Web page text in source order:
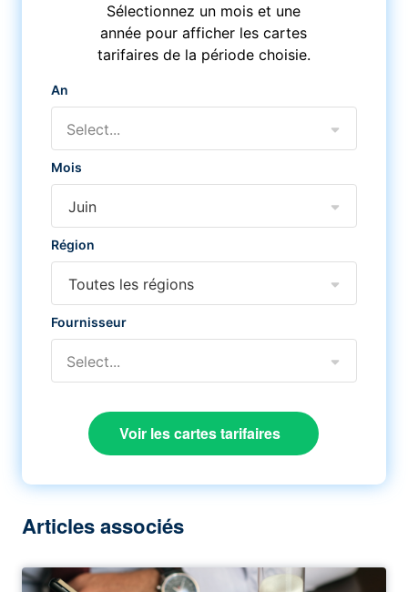
Sélectionnez un mois et une
année pour afficher les cartes
tarifaires de la période choisie.
An
Select...
Mois
Juin
Région
Toutes les régions
Fournisseur
Select...
Voir les cartes tarifaires
Articles associés